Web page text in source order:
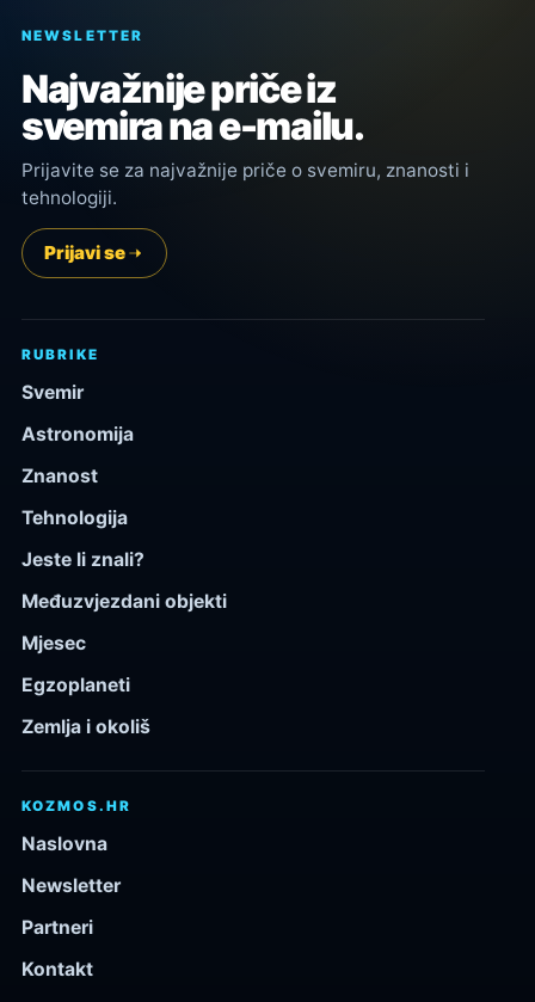
NEWSLETTER
Najvažnije priče iz
svemira na e-mailu.
Prijavite se za najvažnije priče o svemiru, znanosti i
tehnologiji.
Prijavi se
RUBRIKE
Svemir
Astronomija
Znanost
Tehnologija
Jeste li znali?
Međuzvjezdani objekti
Mjesec
Egzoplaneti
Zemlja i okoliš
KOZMOS.HR
Naslovna
Newsletter
Partneri
Kontakt